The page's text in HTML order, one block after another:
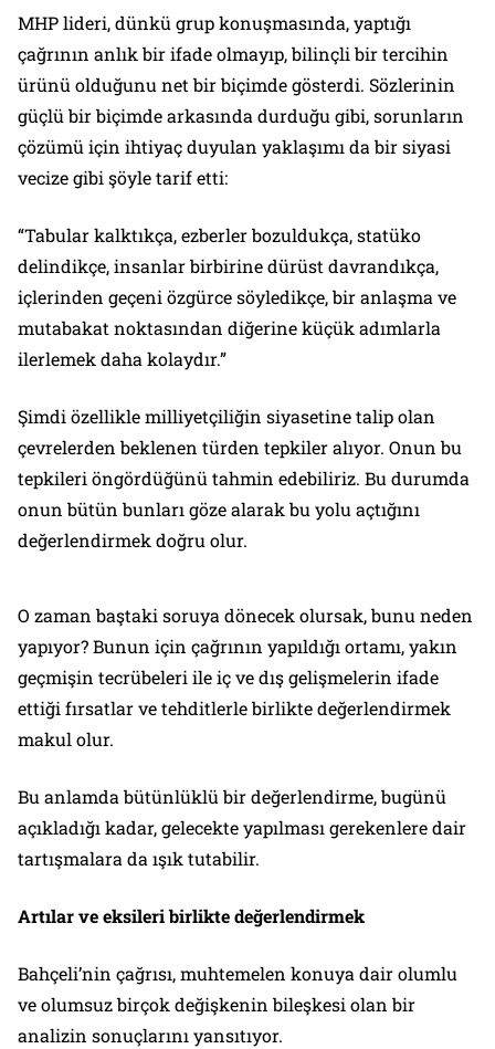
MHP lideri, dünkü grup konuşmasında, yaptığı
çağrının anlık bir ifade olmayıp, bilinçli bir tercihin
ürünü olduğunu net bir biçimde gösterdi. Sözlerinin
güçlü bir biçimde arkasında durduğu gibi, sorunların
çözümü için ihtiyaç duyulan yaklaşımı da bir siyasi
vecize gibi şöyle tarif etti:
“Tabular kalktıkça, ezberler bozuldukça, statüko
delindikçe, insanlar birbirine dürüst davrandıkça,
içlerinden geçeni özgürce söyledikçe, bir anlaşma ve
mutabakat noktasından diğerine küçük adımlarla
ilerlemek daha kolaydır.”
Şimdi özellikle milliyetçiliğin siyasetine talip olan
çevrelerden beklenen türden tepkiler alıyor. Onun bu
tepkileri öngördüğünü tahmin edebiliriz. Bu durumda
onun bütün bunları göze alarak bu yolu açtığını
değerlendirmek doğru olur.
O zaman baştaki soruya dönecek olursak, bunu neden
yapıyor? Bunun için çağrının yapıldığı ortamı, yakın
geçmişin tecrübeleri ile iç ve dış gelişmelerin ifade
ettiği fırsatlar ve tehditlerle birlikte değerlendirmek
makul olur.
Bu anlamda bütünlüklü bir değerlendirme, bugünü
açıkladığı kadar, gelecekte yapılması gerekenlere dair
tartışmalara da ışık tutabilir.
Artılar ve eksileri birlikte değerlendirmek
Bahçeli’nin çağrısı, muhtemelen konuya dair olumlu
ve olumsuz birçok değişkenin bileşkesi olan bir
analizin sonuçlarını yansıtıyor.